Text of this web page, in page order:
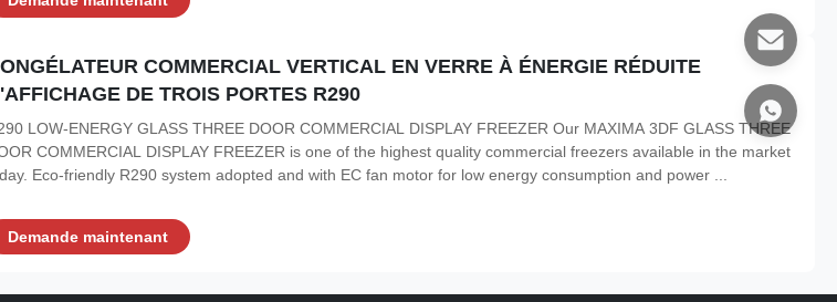
COMMERCIAL VERTICAL EN VERRE À ÉNERGIE RÉDUITE
DE TROIS PORTES R290
LOW-ENERGY GLASS THREE DOOR COMMERCIAL DISPLAY FREEZER Our MAXIMA 3DF GLASS THREE
COMMERCIAL DISPLAY FREEZER is one of the highest quality commercial freezers available in the market
Eco-friendly R290 system adopted and with EC fan motor for low energy consumption and power ...
Demande maintenant